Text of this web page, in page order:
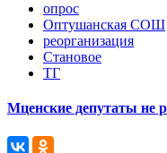
опрос
Оптушанская СОШ
реорганизация
Становое
ТГ
Мценские депутаты не